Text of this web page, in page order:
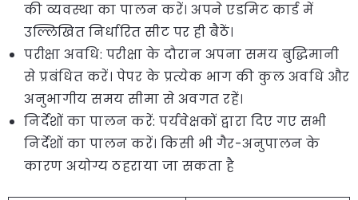
की व्यवस्था का पालन करें। अपने एडमिट कार्ड में
उल्लिखित निर्धारित सीट पर ही बैठें।
परीक्षा अवधि: परीक्षा के दौरान अपना समय बुद्धिमानी
से प्रबंधित करें। पेपर के प्रत्येक भाग की कुल अवधि और
अनुभागीय समय सीमा से अवगत रहें।
निर्देशों का पालन करें: पर्यवेक्षकों द्वारा दिए गए सभी
निर्देशों का पालन करें। किसी भी गैर-अनुपालन के
कारण अयोग्य ठहराया जा सकता है